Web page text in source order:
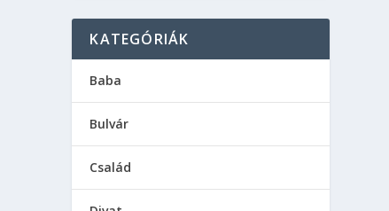
KATEGÓRIÁK
Baba
Bulvár
Család